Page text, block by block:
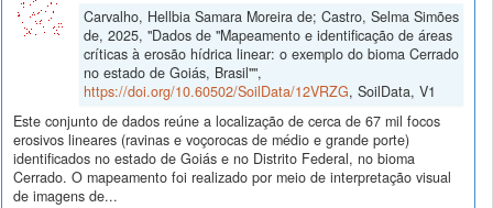
Carvalho, Hellbia Samara Moreira de; Castro, Selma Simões
de, 2025, "Dados de "Mapeamento e identificação de áreas
críticas à erosão hídrica linear: o exemplo do bioma Cerrado
no estado de Goiás, Brasil"",
https://doi.org/10.60502/SoilData/12VRZG, SoilData, V1
Este conjunto de dados reúne a localização de cerca de 67 mil focos
erosivos lineares (ravinas e voçorocas de médio e grande porte)
identificados no estado de Goiás e no Distrito Federal, no bioma
Cerrado. O mapeamento foi realizado por meio de interpretação visual
de imagens de...